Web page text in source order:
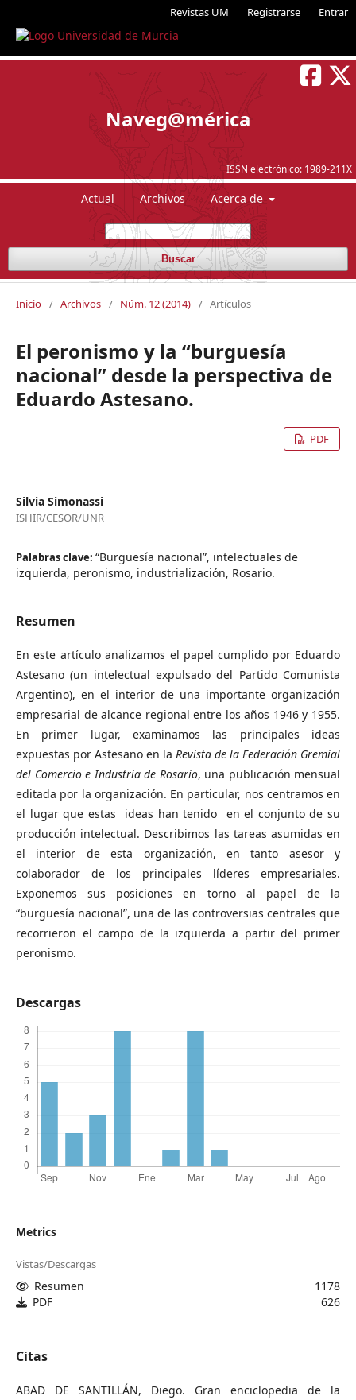
Revistas UM Registrarse Entrar
ISSN electrónico: 1989-211X
Naveg@mérica
Actual Archivos Acerca de
Buscar
Inicio / Archivos / Núm. 12 (2014) / Artículos
El peronismo y la “burguesía
nacional” desde la perspectiva de
Eduardo Astesano.
PDF
Silvia Simonassi
ISHIR/CESOR/UNR
Palabras clave: “Burguesía nacional”, intelectuales de
izquierda, peronismo, industrialización, Rosario.
Resumen
En este artículo analizamos el papel cumplido por Eduardo
Astesano (un intelectual expulsado del Partido Comunista
Argentino), en el interior de una importante organización
empresarial de alcance regional entre los años 1946 y 1955.
En primer lugar, examinamos las principales ideas
expuestas por Astesano en la Revista de la Federación Gremial
del Comercio e Industria de Rosario, una publicación mensual
editada por la organización. En particular, nos centramos en
el lugar que estas ideas han tenido en el conjunto de su
producción intelectual. Describimos las tareas asumidas en
el interior de esta organización, en tanto asesor y
colaborador de los principales líderes empresariales.
Exponemos sus posiciones en torno al papel de la
“burguesía nacional”, una de las controversias centrales que
recorrieron el campo de la izquierda a partir del primer
peronismo.
Descargas
Metrics
Vistas/Descargas
Resumen
1178
PDF
626
Citas
ABAD DE SANTILLÁN, Diego. Gran enciclopedia de la